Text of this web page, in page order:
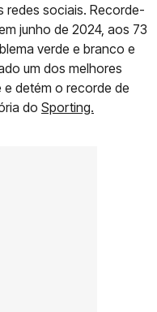
redes sociais. Recorde-
junho de 2024, aos 73
verde e branco e
um dos melhores
detém o recorde de
do Sporting.